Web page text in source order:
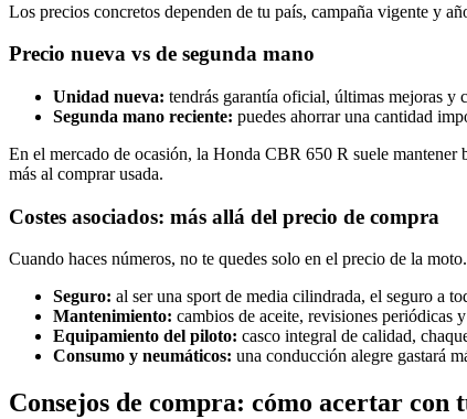
Los precios concretos dependen de tu país, campaña vigente y
Precio nueva vs de segunda mano
Unidad nueva: tendrás garantía oficial, últimas mejoras y
Segunda mano reciente: puedes ahorrar una cantidad
En el mercado de ocasión, la Honda CBR 650 R suele
más al comprar usada.
Costes asociados: más allá del precio de compra
Cuando haces números, no te quedes solo en el precio de la
Seguro: al ser una sport de media cilindrada, el seguro a
Mantenimiento: cambios de aceite, revisiones periódicas
Equipamiento del piloto: casco integral de calidad,
Consumo y neumáticos: una conducción alegre gastará
Consejos de compra: cómo acertar con